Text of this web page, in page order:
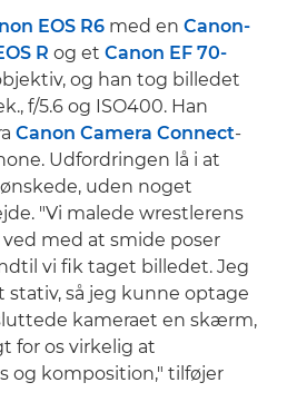
EOS R6 med en Canon-
R og et Canon EF 70-
og han tog billedet
f/5.6 og ISO400. Han
Canon Camera Connect-
Udfordringen lå i at
uden noget
"Vi malede wrestlerens
med at smide poser
vi fik taget billedet. Jeg
stativ, så jeg kunne optage
kameraet en skærm,
for os virkelig at
og komposition," tilføjer